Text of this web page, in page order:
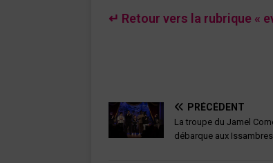
↵ Retour vers la rubrique «
PRÉCÉDENT
La troupe du Jamel
débarque aux